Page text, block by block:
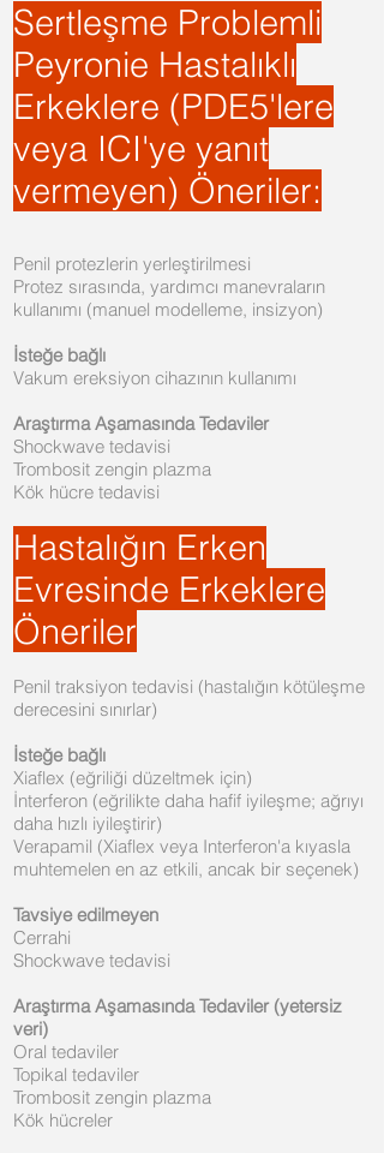
Sertleşme Problemli
Peyronie Hastalıklı
Erkeklere (PDE5'lere
veya ICI'ye yanıt
vermeyen) Öneriler:
Penil protezlerin yerleştirilmesi
Protez sırasında, yardımcı manevraların
kullanımı (manuel modelleme, insizyon)
İsteğe bağlı
Vakum ereksiyon cihazının kullanımı
Araştırma Aşamasında Tedaviler
Shockwave tedavisi
Trombosit zengin plazma
Kök hücre tedavisi
Hastalığın Erken
Evresinde Erkeklere
Öneriler
Penil traksiyon tedavisi (hastalığın kötüleşme
derecesini sınırlar)
İsteğe bağlı
Xiaflex (eğriliği düzeltmek için)
İnterferon (eğrilikte daha hafif iyileşme; ağrıyı
daha hızlı iyileştirir)
Verapamil (Xiaflex veya Interferon'a kıyasla
muhtemelen en az etkili, ancak bir seçenek)
Tavsiye edilmeyen
Cerrahi
Shockwave tedavisi
Araştırma Aşamasında Tedaviler (yetersiz
veri)
Oral tedaviler
Topikal tedaviler
Trombosit zengin plazma
Kök hücreler